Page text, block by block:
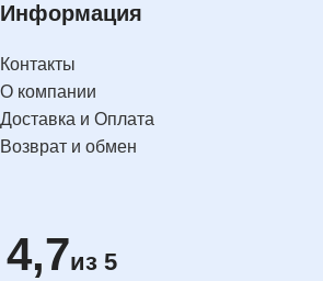
Информация
Контакты
О компании
Доставка и Оплата
Возврат и обмен
4,7из 5